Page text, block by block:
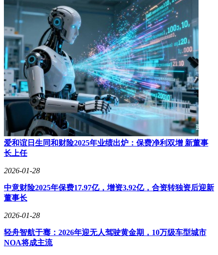
业务扩张奠定坚实基础。
企业股权结构呈现多元化特征。创始人丁贞虎通过直接持股及
控股平台合计持有31.74%股份，保持绝对控制权。机构投资
者中，新犁资本以15.14%的持股比例位居第二大股东，安徽
撒基、讯飞海河分别持有9.41%和8.58%股份。值得注意的
是，讯飞海河的参股显示出人工智能领域企业对医疗供应链智
能化的战略布局意图。
根据招股书披露，本次募集资金将主要用于四大方向：加速全
国市场渗透、强化智能硬件研发投入、拓展AMR（自主移动
机器人）应用场景，以及建设区域性智能云仓网络。其中
AMR业务作为第二增长极，通过向医疗物资供应商、医院及
物业服务商销售智能搬运设备，已形成差异化竞争路径。这
种“SPD+AMR”的双轮驱动模式，有望构建起覆盖医疗供应链
全环节的智能生态体系。
爱和谊日生同和财险2025年业绩出炉：保费净利双增 新董事
长上任
2026-01-28
中意财险2025年保费17.97亿，增资3.92亿，合资转独资后迎新
董事长
2026-01-28
轻舟智航于骞：2026年迎无人驾驶黄金期，10万级车型城市
NOA将成主流